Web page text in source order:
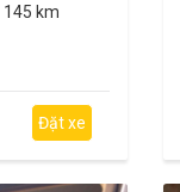
145 km
Đặt xe